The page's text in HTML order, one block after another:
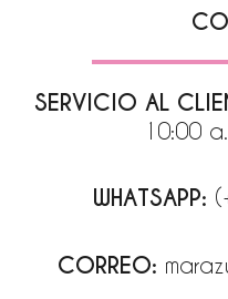
SERVICIO AL
10:00
WHATSAPP:
CORREO: